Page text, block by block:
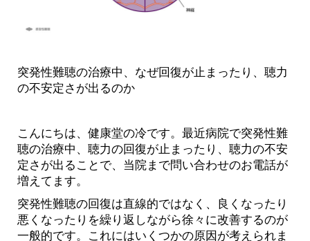
突発性難聴の治療中、なぜ回復が止まったり、聴力
の不安定さが出るのか
こんにちは、健康堂の冷です。最近病院で突発性難
聴の治療中、聴力の回復が止まったり、聴力の不安
定さが出ることで、当院まで問い合わせのお電話が
増えてます。
突発性難聴の回復は直線的ではなく、良くなったり
悪くなったりを繰り返しながら徐々に改善するのが
一般的です。これにはいくつかの原因が考えられま